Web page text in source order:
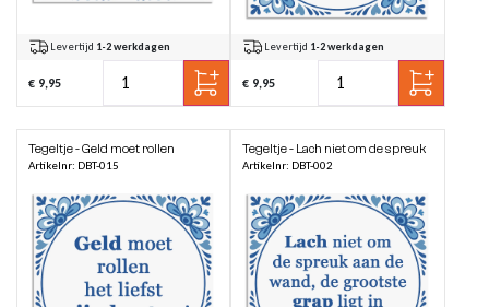
Levertijd 1-2 werkdagen
€ 9,95
Levertijd 1-2 werkdagen
€ 9,95
Tegeltje - Geld moet rollen
Artikelnr: DBT-015
Tegeltje - Lach niet om de spreuk
Artikelnr: DBT-002